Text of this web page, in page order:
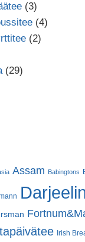
(3)
(4)
(2)
(29)
Assam Babingtons
Irish